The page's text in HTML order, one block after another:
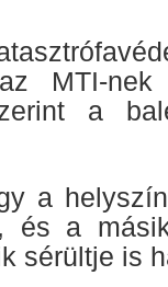
MTI-
a
a
és a
sérültje is